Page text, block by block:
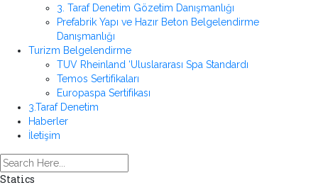
3. Taraf Denetim Gözetim Danışmanlığı
Prefabrik Yapı ve Hazır Beton Belgelendirme
Danışmanlığı
Turizm Belgelendirme
TUV Rheinland ‘Uluslararası Spa Standardı
Temos Sertifikaları
Europaspa Sertifikası
3.Taraf Denetim
Haberler
İletişim
Statics